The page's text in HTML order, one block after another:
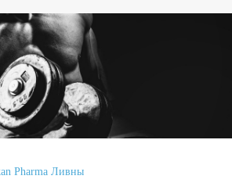
Pharma Ливны